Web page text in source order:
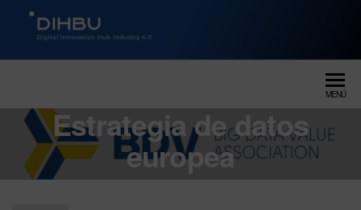
DIGITAL INNOVATION HUB
MENÚ
Estrategia de datos
europea